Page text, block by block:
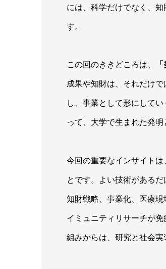
には、科学だけでなく、
す。
この回のききどころは、
成果や知財は、それだけ
し、事業として形にして
って、大学で生まれた発
今回の重要なインサイトは、
とです。よい技術がある
知財戦略、事業化、医療
イミュニティリサーチが
組みからは、研究と社会実